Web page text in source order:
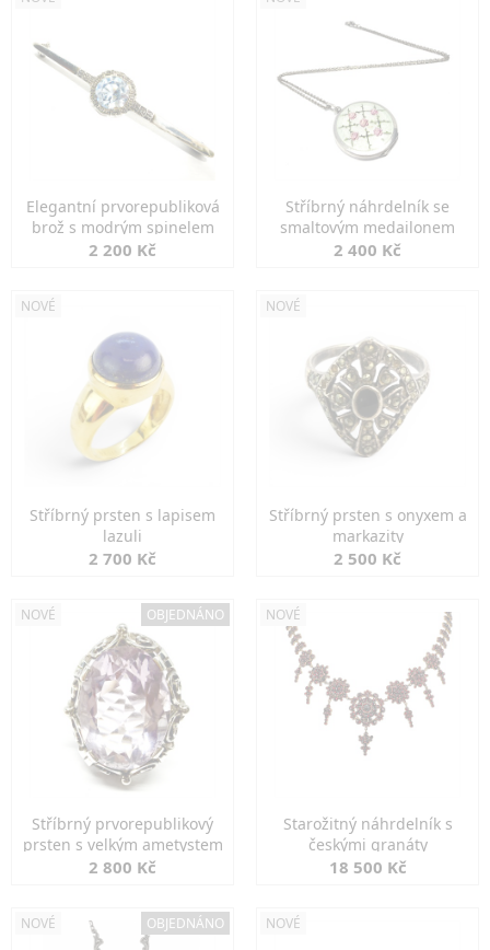
Elegantní prvorepubliková
brož s modrým spinelem
2 200 Kč
Stříbrný náhrdelník se
smaltovým medailonem
2 400 Kč
NOVÉ
Stříbrný prsten s lapisem
lazuli
2 700 Kč
NOVÉ
Stříbrný prsten s onyxem a
markazity
2 500 Kč
NOVÉ OBJEDNÁNO
Stříbrný prvorepublikový
prsten s velkým ametystem
2 800 Kč
NOVÉ
Starožitný náhrdelník s
českými granáty
18 500 Kč
NOVÉ OBJEDNÁNO NOVÉ